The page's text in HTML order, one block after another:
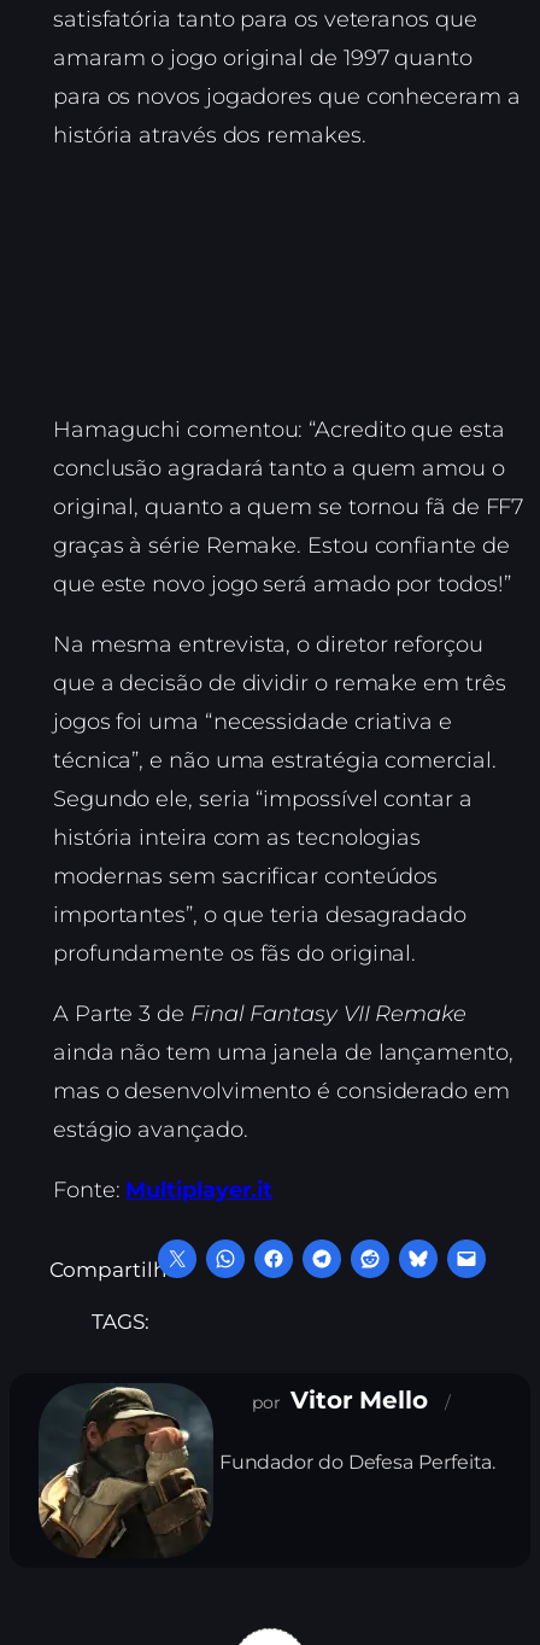
satisfatória tanto para os veteranos que
amaram o jogo original de 1997 quanto
para os novos jogadores que conheceram a
história através dos remakes.
Hamaguchi comentou: “Acredito que esta
conclusão agradará tanto a quem amou o
original, quanto a quem se tornou fã de FF7
graças à série Remake. Estou confiante de
que este novo jogo será amado por todos!”
Na mesma entrevista, o diretor reforçou
que a decisão de dividir o remake em três
jogos foi uma “necessidade criativa e
técnica”, e não uma estratégia comercial.
Segundo ele, seria “impossível contar a
história inteira com as tecnologias
modernas sem sacrificar conteúdos
importantes”, o que teria desagradado
profundamente os fãs do original.
A Parte 3 de Final Fantasy VII Remake
ainda não tem uma janela de lançamento,
mas o desenvolvimento é considerado em
estágio avançado.
Fonte: Multiplayer.it
Compartilhe:
TAGS:
Vitor Mello
Fundador do Defesa Perfeita.